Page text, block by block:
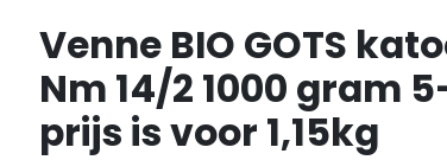
Venne BIO GOTS
Nm 14/2 1000 gram
prijs is voor 1,15kg